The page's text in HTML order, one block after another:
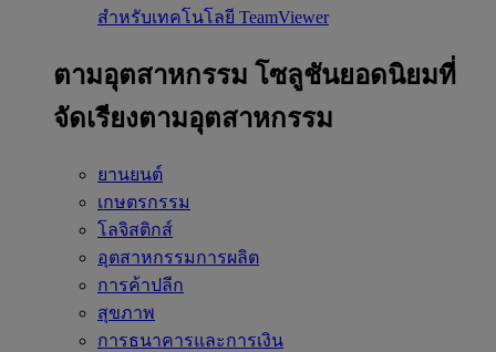
สำหรับเทคโนโลยี TeamViewer
ตามอุตสาหกรรม โซลูชันยอดนิยมที่
จัดเรียงตามอุตสาหกรรม
ยานยนต์
เกษตรกรรม
โลจิสติกส์
อุตสาหกรรมการผลิต
การค้าปลีก
สุขภาพ
การธนาคารและการเงิน